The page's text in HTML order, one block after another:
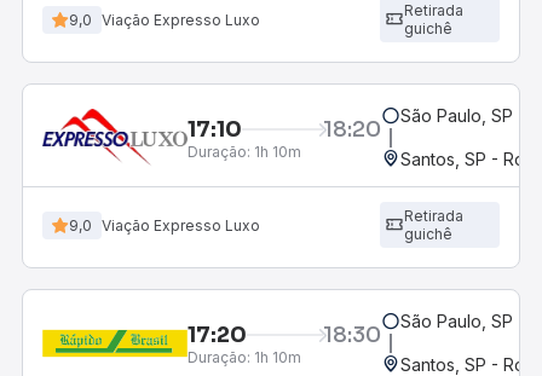
9,0 Viação Expresso Luxo
Retirada
guichê
17:10 18:20
Duração: 1h 10m
São Paulo, SP -
Santos, SP -
9,0 Viação Expresso Luxo
Retirada
guichê
17:20 18:30
Duração: 1h 10m
São Paulo, SP -
Santos, SP -